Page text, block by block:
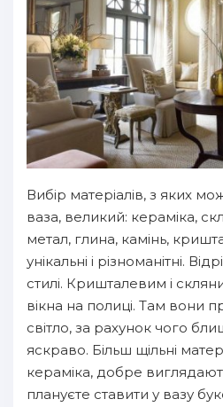
Вибір матеріалів, з яких
ваза, великий: кераміка,
метал, глина, камінь,
унікальні і різноманітні.
стилі. Кришталевим і
вікна на полиці. Там вони
світло, за рахунок чого
яскраво. Більш щільні
кераміка, добре
плануєте ставити у вазу